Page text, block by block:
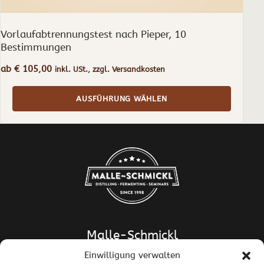
Einwilligung verwalten
Vorlaufabtrennungstest nach Pieper, 10
Bestimmungen
ab €105,00 inkl. USt., zzgl. Versandkosten
AUSFÜHRUNG WÄHLEN
Malle-Schmickl
Dipl.-Ing. Dr. Helge Schmickl